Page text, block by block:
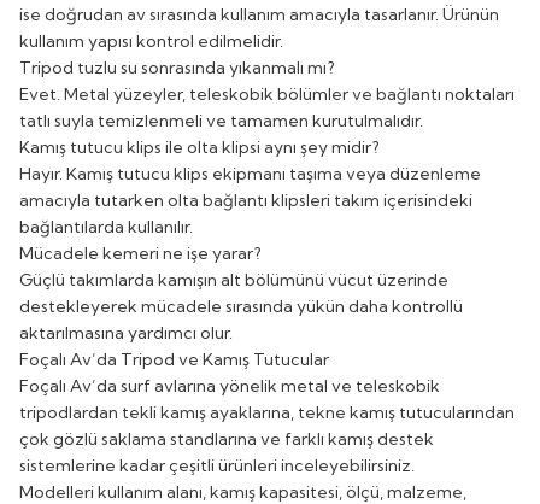
ise doğrudan av sırasında kullanım amacıyla tasarlanır. Ürünün
kullanım yapısı kontrol edilmelidir.
Tripod tuzlu su sonrasında yıkanmalı mı?
Evet. Metal yüzeyler, teleskobik bölümler ve bağlantı noktaları
tatlı suyla temizlenmeli ve tamamen kurutulmalıdır.
Kamış tutucu klips ile olta klipsi aynı şey midir?
Hayır. Kamış tutucu klips ekipmanı taşıma veya düzenleme
amacıyla tutarken olta bağlantı klipsleri takım içerisindeki
bağlantılarda kullanılır.
Mücadele kemeri ne işe yarar?
Güçlü takımlarda kamışın alt bölümünü vücut üzerinde
destekleyerek mücadele sırasında yükün daha kontrollü
aktarılmasına yardımcı olur.
Foçalı Av’da Tripod ve Kamış Tutucular
Foçalı Av’da surf avlarına yönelik metal ve teleskobik
tripodlardan tekli kamış ayaklarına, tekne kamış tutucularından
çok gözlü saklama standlarına ve farklı kamış destek
sistemlerine kadar çeşitli ürünleri inceleyebilirsiniz.
Modelleri kullanım alanı, kamış kapasitesi, ölçü, malzeme,